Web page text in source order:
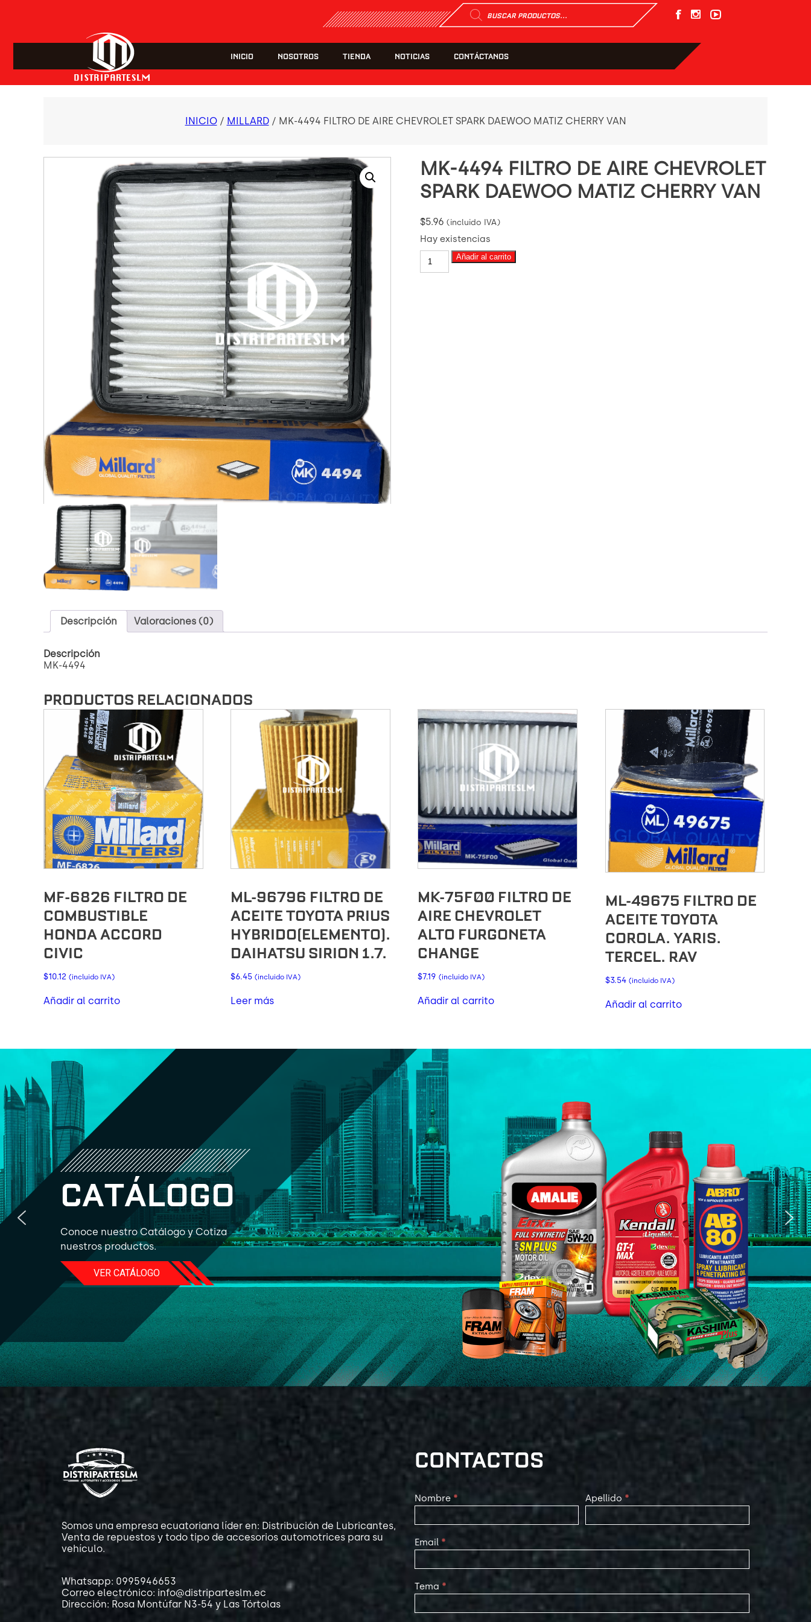
Búsqueda
de
productos
INICIO NOSOTROS TIENDA NOTICIAS CONTÁCTANOS
INICIO/ MILLARD/ MK-4494 FILTRO DE AIRE CHEVROLET SPARK DAEWOO MATIZ CHERRY VAN
MK-4494 FILTRO DE AIRE CHEVROLET
SPARK DAEWOO MATIZ CHERRY VAN
$5.96 (incluido IVA)
Hay existencias
4494
Añadir al carrito
Descripción Valoraciones (0)
Descripción
MK-4494
PRODUCTOS RELACIONADOS
MF-6826 FILTRO DE
COMBUSTIBLE
HONDA ACCORD
CIVIC
$10.12 (incluido IVA)
Añadir al carrito
ML-96796 FILTRO DE
ACEITE TOYOTA PRIUS
HYBRIDO(ELEMENTO).
DAIHATSU SIRION 1.7.
$6.45 (incluido IVA)
Leer más
MK-75F00 FILTRO DE
AIRE CHEVROLET
ALTO FURGONETA
CHANGE
$7.19 (incluido IVA)
Añadir al carrito
ML-49675 FILTRO DE
ACEITE TOYOTA
COROLA. YARIS.
TERCEL. RAV
$3.54 (incluido IVA)
Añadir al carrito
CATÁLOGO
Conoce nuestro Catálogo y Cotiza
nuestros productos.
VER CATÁLOGO
Somos una empresa ecuatoriana líder en: Distribución de Lubricantes,
Venta de repuestos y todo tipo de accesorios automotrices para su
vehículo.
Whatsapp: 0995946653
Correo electrónico: info@distriparteslm.ec
Dirección: Rosa Montúfar N3-54 y Las Tórtolas
CONTACTOS
Contact
Us
Nombre * Apellido *
Email *
Tema *